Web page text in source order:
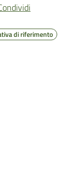
di riferimento